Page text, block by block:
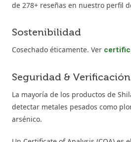
de 278+ reseñas en nuestro perfil
Sostenibilidad
Cosechado éticamente. Ver
Seguridad &
La mayoría de los productos de
detectar metales pesados como
arsénico.